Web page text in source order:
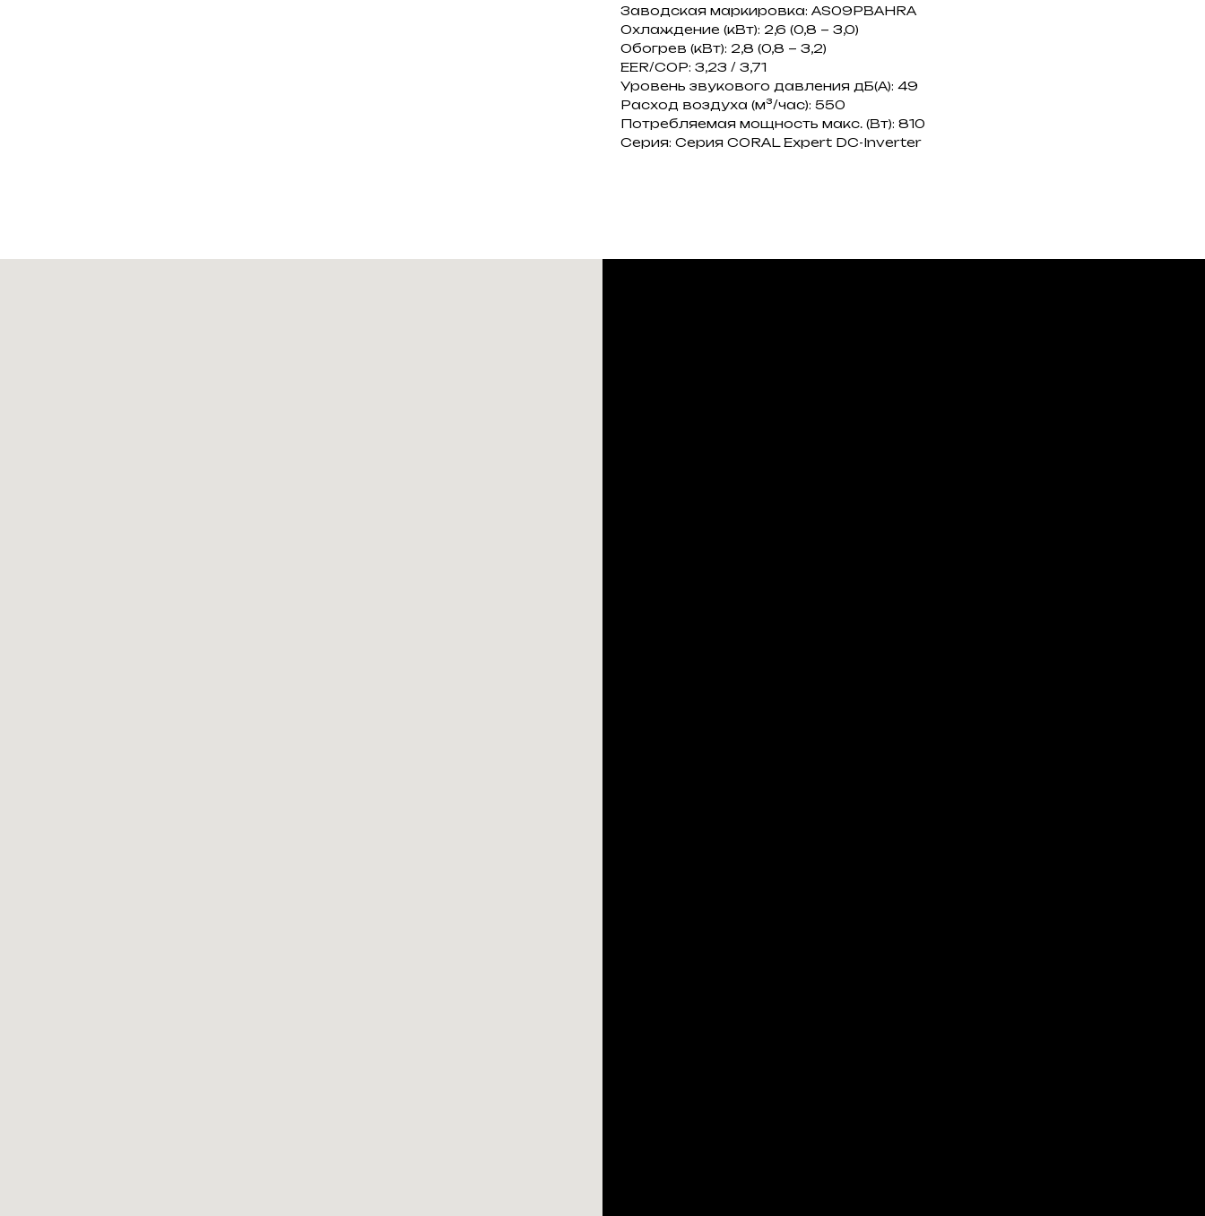
Заводская маркировка: AS09PBAHRA
Охлаждение (кВт): 2,6 (0,8 ~ 3,0)
Обогрев (кВт): 2,8 (0,8 ~ 3,2)
EER/COP: 3,23 / 3,71
Уровень звукового давления дБ(А): 49
Расход воздуха (м³/час): 550
Потребляемая мощность макс. (Вт): 810
Серия: Серия CORAL Expert DC-Inverter